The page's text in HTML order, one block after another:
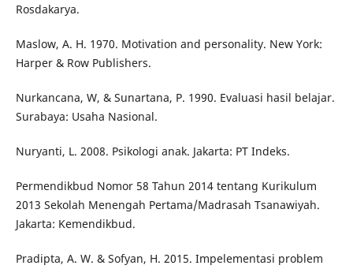
Rosdakarya.
Maslow, A. H. 1970. Motivation and personality. New York:
Harper & Row Publishers.
Nurkancana, W, & Sunartana, P. 1990. Evaluasi hasil belajar.
Surabaya: Usaha Nasional.
Nuryanti, L. 2008. Psikologi anak. Jakarta: PT Indeks.
Permendikbud Nomor 58 Tahun 2014 tentang Kurikulum
2013 Sekolah Menengah Pertama/Madrasah Tsanawiyah.
Jakarta: Kemendikbud.
Pradipta, A. W. & Sofyan, H. 2015. Impelementasi problem